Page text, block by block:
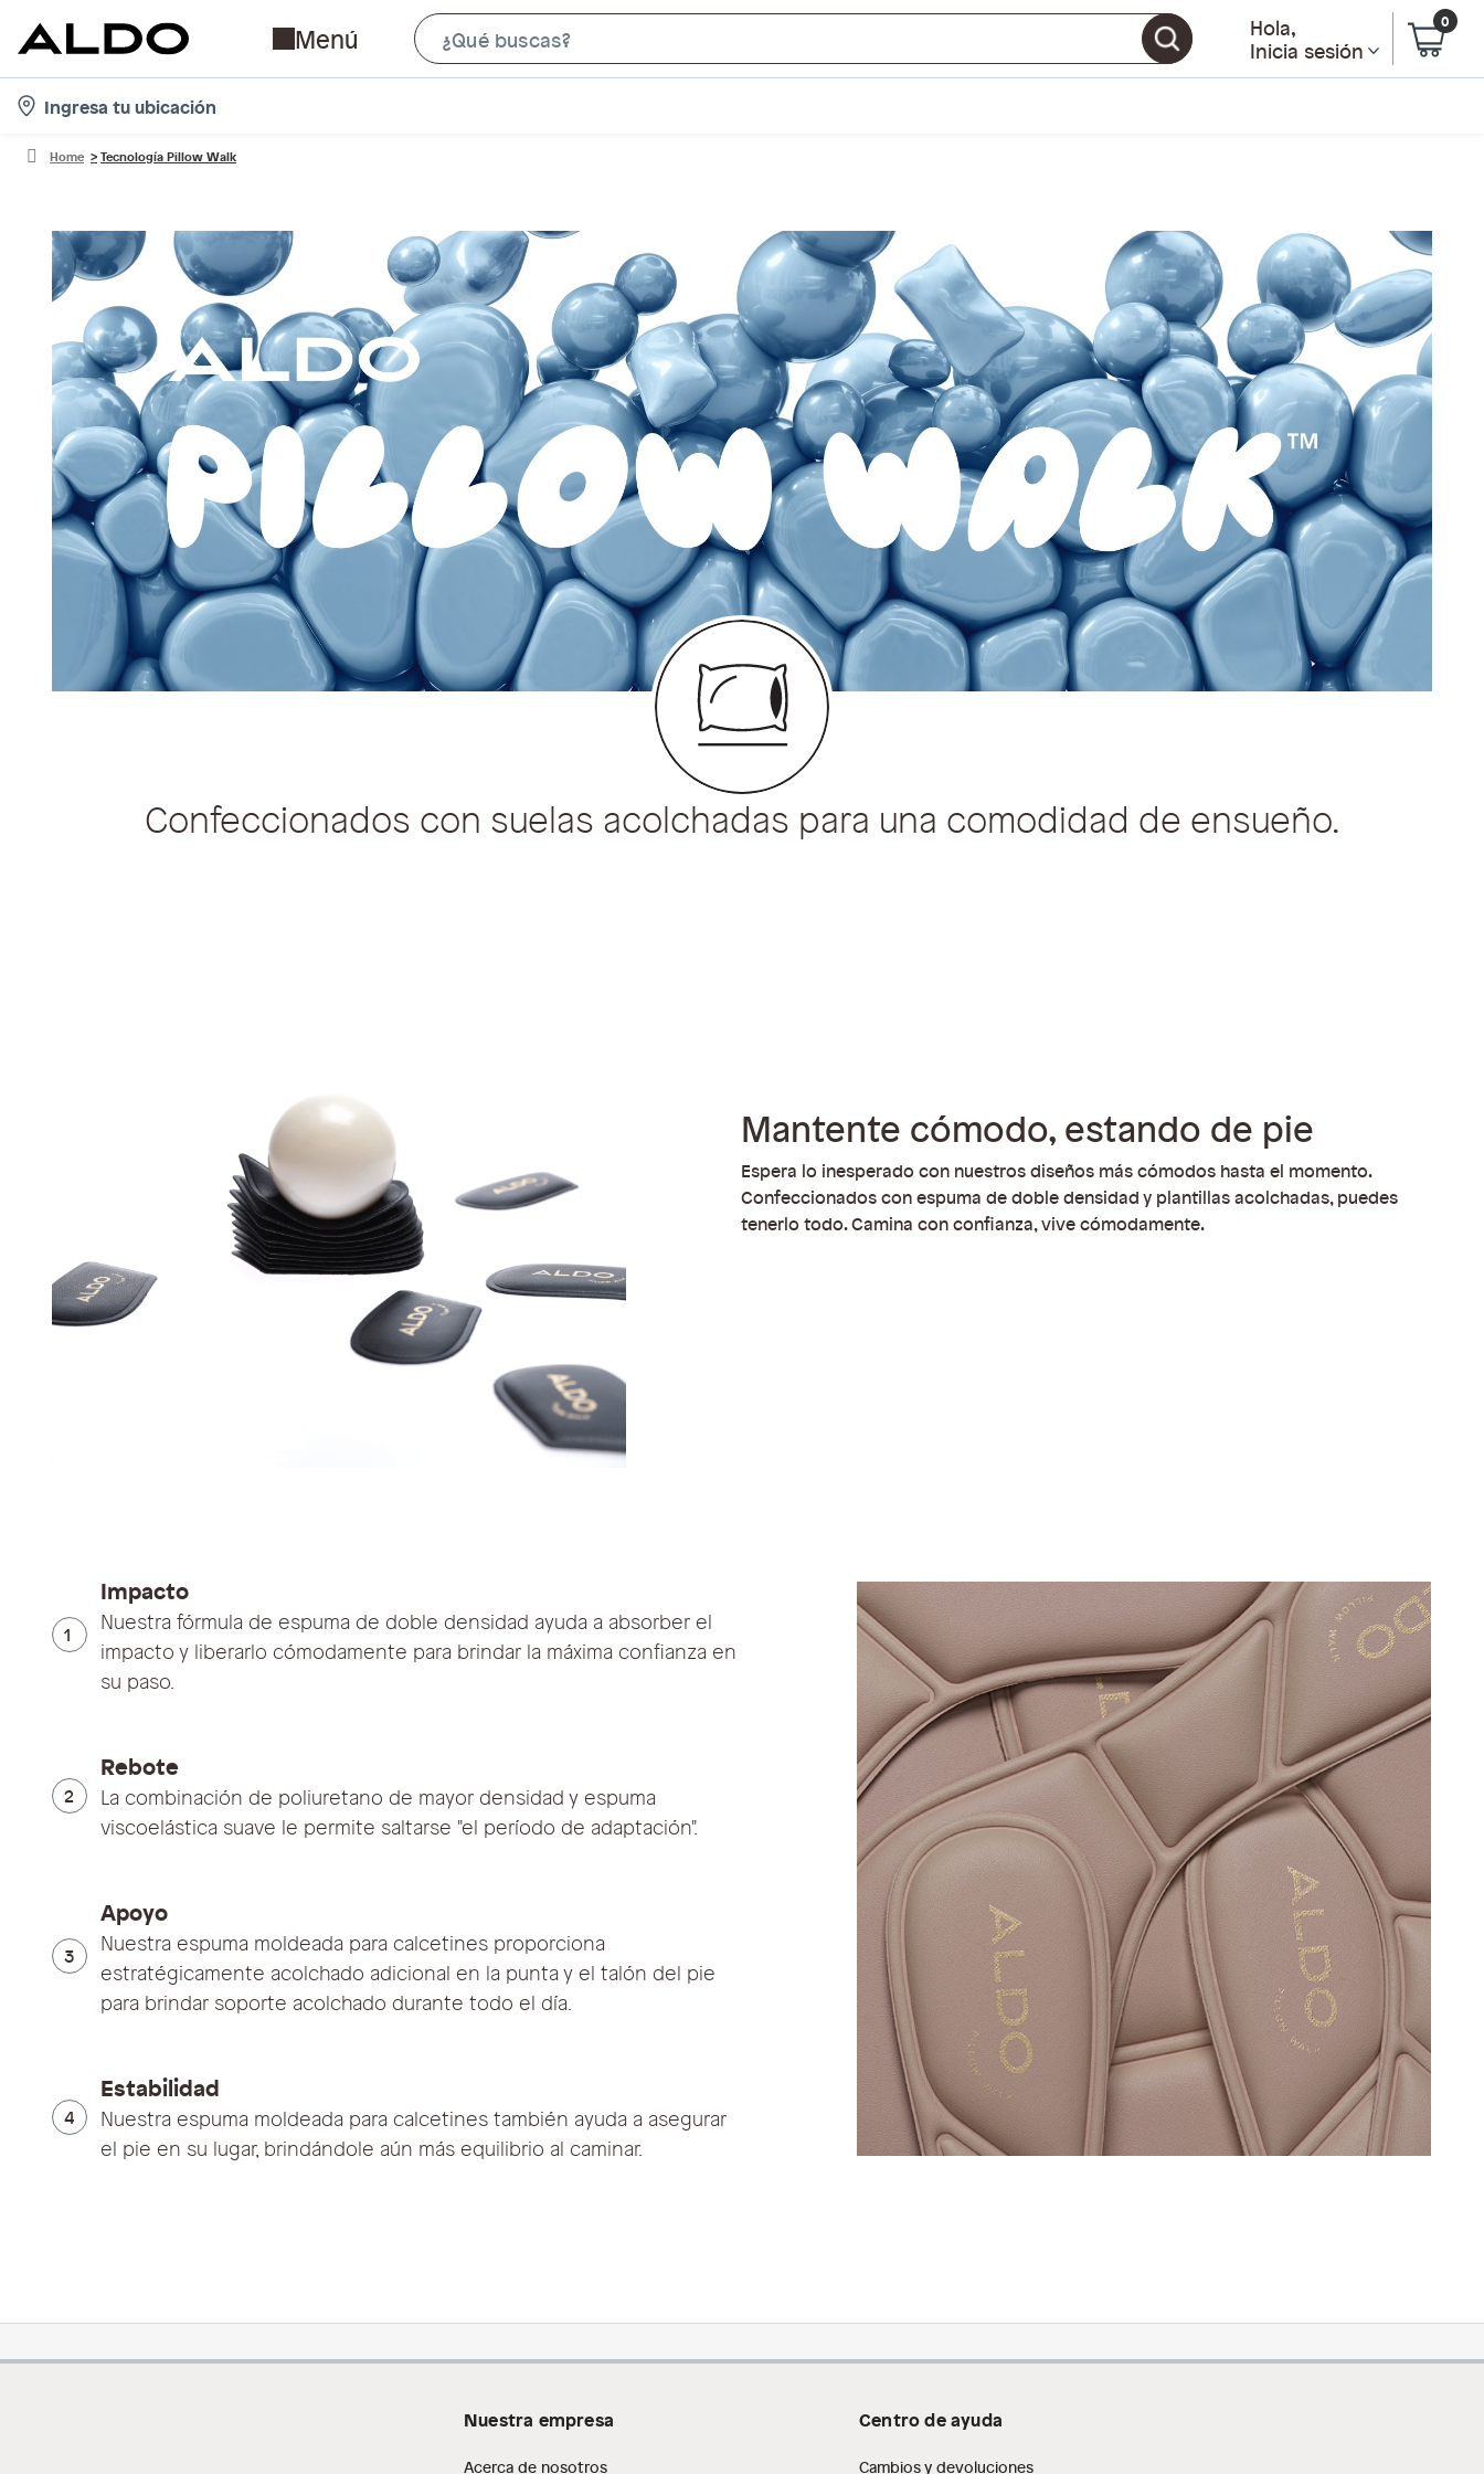
Menú
Bar
Hola,
Inicia sesión
0
location-
Ingresa tu ubicación
Home Tecnología Pillow Walk
Confeccionados con suelas acolchadas para una comodidad de ensueño.
Mantente cómodo, estando de pie
Espera lo inesperado con nuestros diseños más cómodos hasta el momento.
Confeccionados con espuma de doble densidad y plantillas acolchadas, puedes
tenerlo todo. Camina con confianza, vive cómodamente.
1
Impacto
Nuestra fórmula de espuma de doble densidad ayuda a absorber el
impacto y liberarlo cómodamente para brindar la máxima confianza en
su paso.
2
Rebote
La combinación de poliuretano de mayor densidad y espuma
viscoelástica suave le permite saltarse "el período de adaptación".
3
Apoyo
Nuestra espuma moldeada para calcetines proporciona
estratégicamente acolchado adicional en la punta y el talón del pie
para brindar soporte acolchado durante todo el día.
4
Estabilidad
Nuestra espuma moldeada para calcetines también ayuda a asegurar
el pie en su lugar, brindándole aún más equilibrio al caminar.
Nuestra empresa
Acerca de nosotros
Centro de ayuda
Cambios y devoluciones